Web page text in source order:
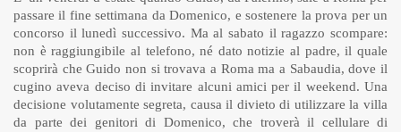
passare il fine settimana da Domenico, e sostenere la prova per un
concorso il lunedì successivo. Ma al sabato il ragazzo scompare:
non è raggiungibile al telefono, né dato notizie al padre, il quale
scoprirà che Guido non si trovava a Roma ma a Sabaudia, dove il
cugino aveva deciso di invitare alcuni amici per il weekend. Una
decisione volutamente segreta, causa il divieto di utilizzare la villa
da parte dei genitori di Domenico, che troverà il cellulare di